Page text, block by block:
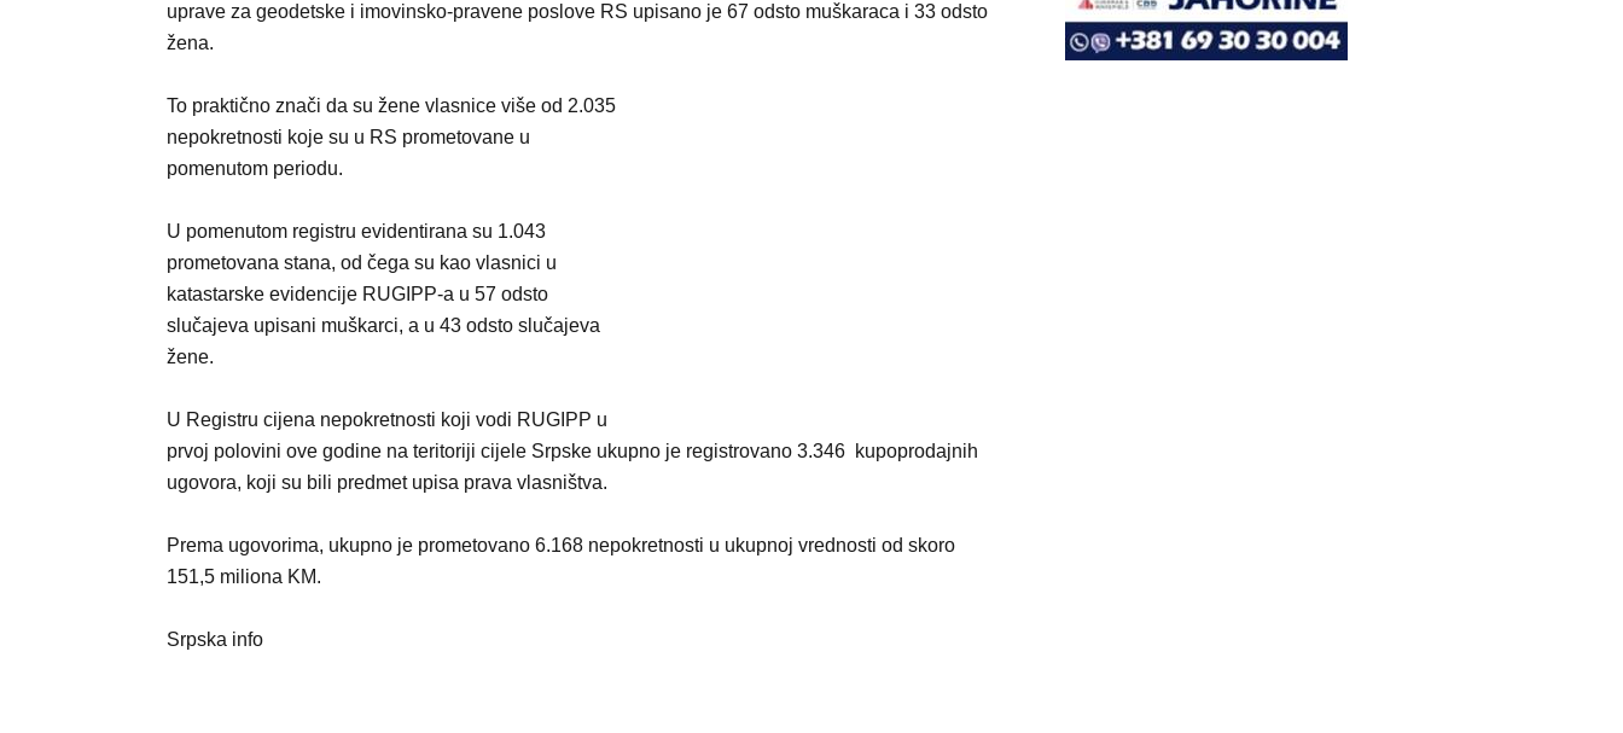
uprave za geodetske i imovinsko-pravene poslove RS upisano je 67 odsto muškaraca i 33 odsto
žena.
To praktično znači da su žene vlasnice više od 2.035
nepokretnosti koje su u RS prometovane u
pomenutom periodu.
U pomenutom registru evidentirana su 1.043
prometovana stana, od čega su kao vlasnici u
katastarske evidencije RUGIPP-a u 57 odsto
slučajeva upisani muškarci, a u 43 odsto slučajeva
žene.
U Registru cijena nepokretnosti koji vodi RUGIPP u
prvoj polovini ove godine na teritoriji cijele Srpske ukupno je registrovano 3.346 kupoprodajnih
ugovora, koji su bili predmet upisa prava vlasništva.
Prema ugovorima, ukupno je prometovano 6.168 nepokretnosti u ukupnoj vrednosti od skoro
151,5 miliona KM.
Srpska info